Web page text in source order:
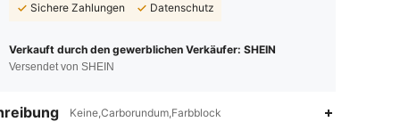
Sichere Zahlungen
Datenschutz
Verkauft durch den gewerblichen Verkäufer: SHEIN
Versendet von SHEIN
Keine,Carborundum,Farbblock
4,88 877 69K